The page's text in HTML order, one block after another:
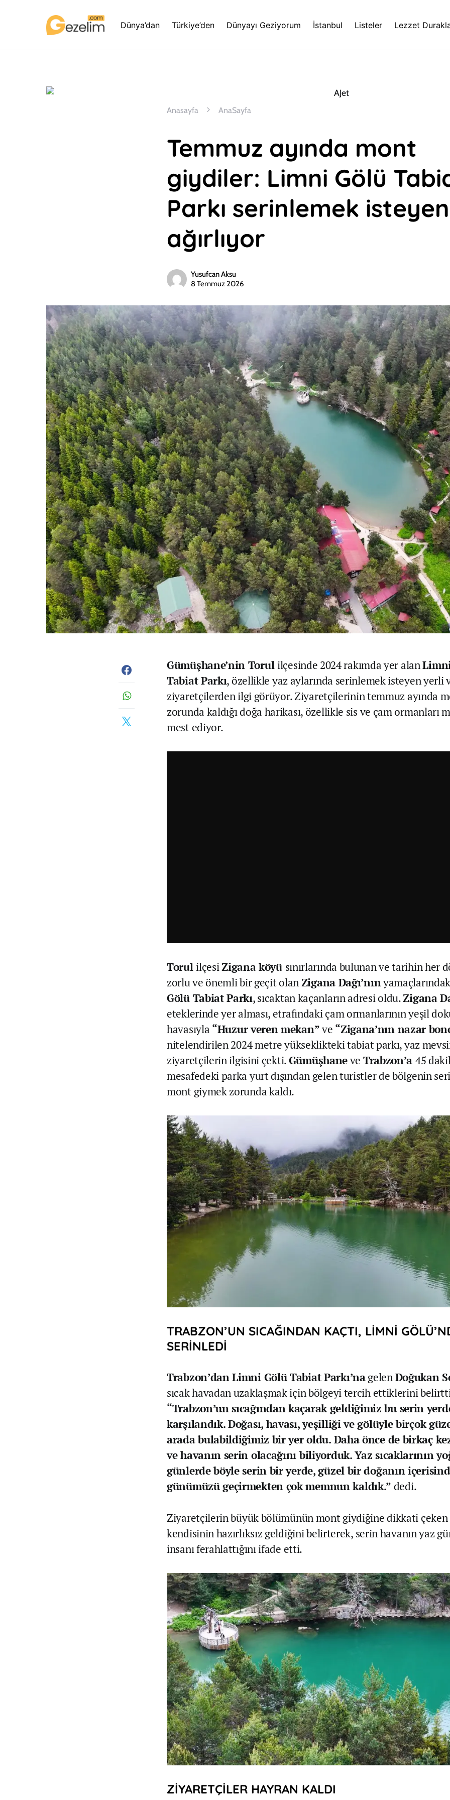
Dünya’dan Türkiye’den Dünyayı Geziyorum İstanbul Listeler Lezzet
Anasayfa AnaSayfa
Temmuz ayında mont
giydiler: Limni Gölü
Parkı serinlemek
ağırlıyor
Yusufcan Aksu
8 Temmuz 2026
Gümüşhane’nin Torul ilçesinde 2024 rakımda yer alan
Tabiat Parkı, özellikle yaz aylarında serinlemek isteyen yerli
ziyaretçilerden ilgi görüyor. Ziyaretçilerinin temmuz ayında
zorunda kaldığı doğa harikası, özellikle sis ve çam ormanları
mest ediyor.
Torul ilçesiZigana köyü sınırlarında bulunan ve tarihin her
zorlu ve önemli bir geçit olanZigana Dağı’nın
Gölü Tabiat Parkı, sıcaktan kaçanların adresi oldu.Zigana
eteklerinde yer alması, etrafındaki çam ormanlarının yeşil
havasıyla “Huzur veren mekan”ve “Zigana’nın nazar
nitelendirilen 2024 metre yükseklikteki tabiat parkı, yaz
ziyaretçilerin ilgisini çekti.Gümüşhaneve Trabzon’a 45
mesafedeki parka yurt dışından gelen turistler de bölgenin
mont giymek zorunda kaldı.
TRABZON’UN SICAĞINDAN KAÇTI, LİMNİ
SERİNLEDİ
Trabzon’dan Limni Gölü Tabiat Parkı’nagelenDoğukan
sıcak havadan uzaklaşmak için bölgeyi tercih ettiklerini
“Trabzon’un sıcağından kaçarak geldiğimiz bu serin
karşılandık. Doğası, havası, yeşilliği ve gölüyle birçok
arada bulabildiğimiz bir yer oldu. Daha önce de birkaç
ve havanın serin olacağını biliyorduk. Yaz sıcaklarının
günlerde böyle serin bir yerde, güzel bir doğanın
günümüzü geçirmekten çok memnun kaldık.” dedi.
Ziyaretçilerin büyük bölümünün mont giydiğine dikkati çeken
kendisinin hazırlıksız geldiğini belirterek, serin havanın yaz
insanı ferahlattığını ifade etti.
ZİYARETÇİLER HAYRAN KALDI